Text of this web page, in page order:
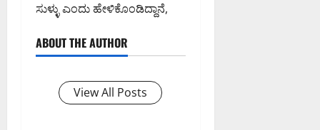
ಸುಳ್ಳು ಎಂದು ಹೇಳಿಕೊಂಡಿದ್ದಾನೆ,
ABOUT THE AUTHOR
View All Posts